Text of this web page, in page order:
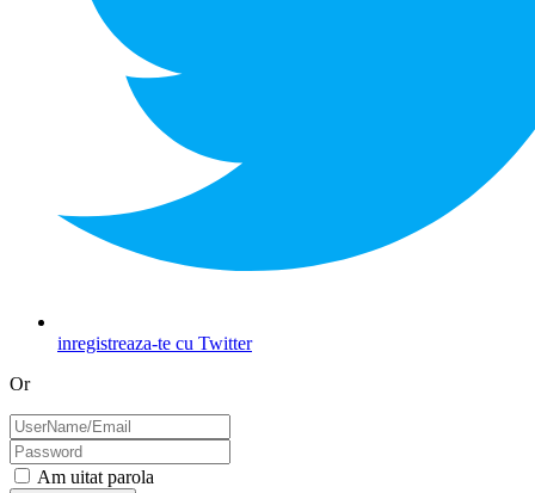
inregistreaza-te cu Twitter
Or
Am uitat parola